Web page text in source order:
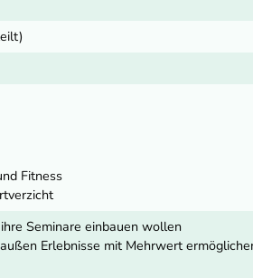
Fitness
Seminare einbauen wollen
Erlebnisse mit Mehrwert